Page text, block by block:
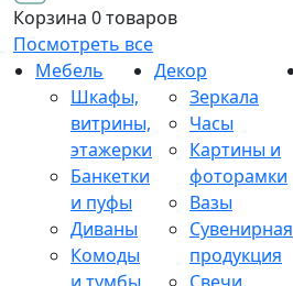
Корзина 0 товаров
Посмотреть все
Мебель
Шкафы,
витрины,
этажерки
Банкетки
и пуфы
Диваны
Комоды
Декор
Зеркала
Часы
Картины и
фоторамки
Вазы
Сувенирная
продукция